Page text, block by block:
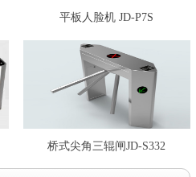
平板人脸机 JD-P7S
桥式尖角三辊闸JD-S332